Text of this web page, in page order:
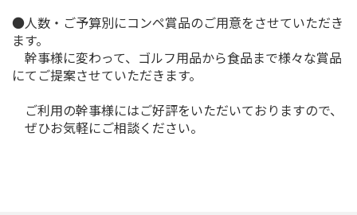
●人数・ご予算別にコンペ賞品のご用意をさせていただき
ます。
幹事様に変わって、ゴルフ用品から食品まで様々な賞品
にてご提案させていただきます。
ご利用の幹事様にはご好評をいただいておりますので、
ぜひお気軽にご相談ください。